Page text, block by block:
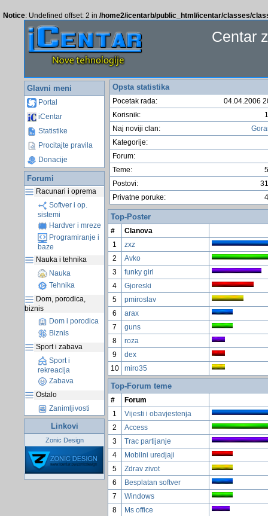
Notice: Undefined offset: 2 in /home2/icentarb/public_html/icentar/classes/
Centar
Glavni meni
Portal
iCentar
Statistike
Procitajte pravila
Donacije
Forumi
Racunari i oprema
Softver i op.
sistemi
Hardver i mreze
Programiranje i
baze
Nauka i tehnika
Nauka
Tehnika
Dom, porodica,
biznis
Dom i porodica
Biznis
Sport i zabava
Sport i
rekreacija
Zabava
Ostalo
Zanimljivosti
Linkovi
Zonic Design
Opsta statistika
04.04.2006
Pocetak rada:
Korisnik:
Naj noviji clan:
Kategorije:
Forum:
Teme:
Postovi:
Privatne poruke:
Top-Poster
#
Clanova
1
zxz
2
Avko
3
funky girl
4
Gjoreski
5
pmiroslav
6
arax
7
guns
8
roza
9
dex
10
miro35
Top-Forum teme
#
Forum
1
Vijesti i obavjestenja
2
Access
3
Trac partijanje
4
Mobilni uredjaji
5
Zdrav zivot
6
Besplatan softver
7
Windows
8
Ms office